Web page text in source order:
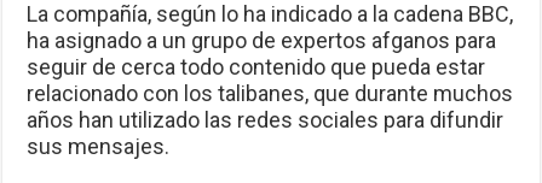
La compañía, según lo ha indicado a la cadena BBC,
ha asignado a un grupo de expertos afganos para
seguir de cerca todo contenido que pueda estar
relacionado con los talibanes, que durante muchos
años han utilizado las redes sociales para difundir
sus mensajes.